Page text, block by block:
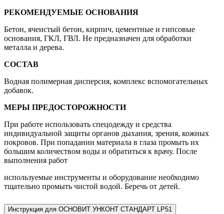
РЕКОМЕНДУЕМЫЕ ОСНОВАНИЯ
Бетон, ячеистый бетон, кирпич, цементные и гипсовые
основания, ГКЛ, ГВЛ. Не предназначен для обработки
металла и дерева.
СОСТАВ
Водная полимерная дисперсия, комплекс вспомогательных
добавок.
МЕРЫ ПРЕДОСТОРОЖНОСТИ
При работе использовать спецодежду и средства
индивидуальной защиты органов дыхания, зрения, кожных
покровов. При попадании материала в глаза промыть их
большим количеством воды и обратиться к врачу. После
выполнения работ
используемые инструменты и оборудование необходимо
тщательно промыть чистой водой. Беречь от детей.
Инструкция для ОСНОВИТ УНКОНТ СТАНДАРТ LP51